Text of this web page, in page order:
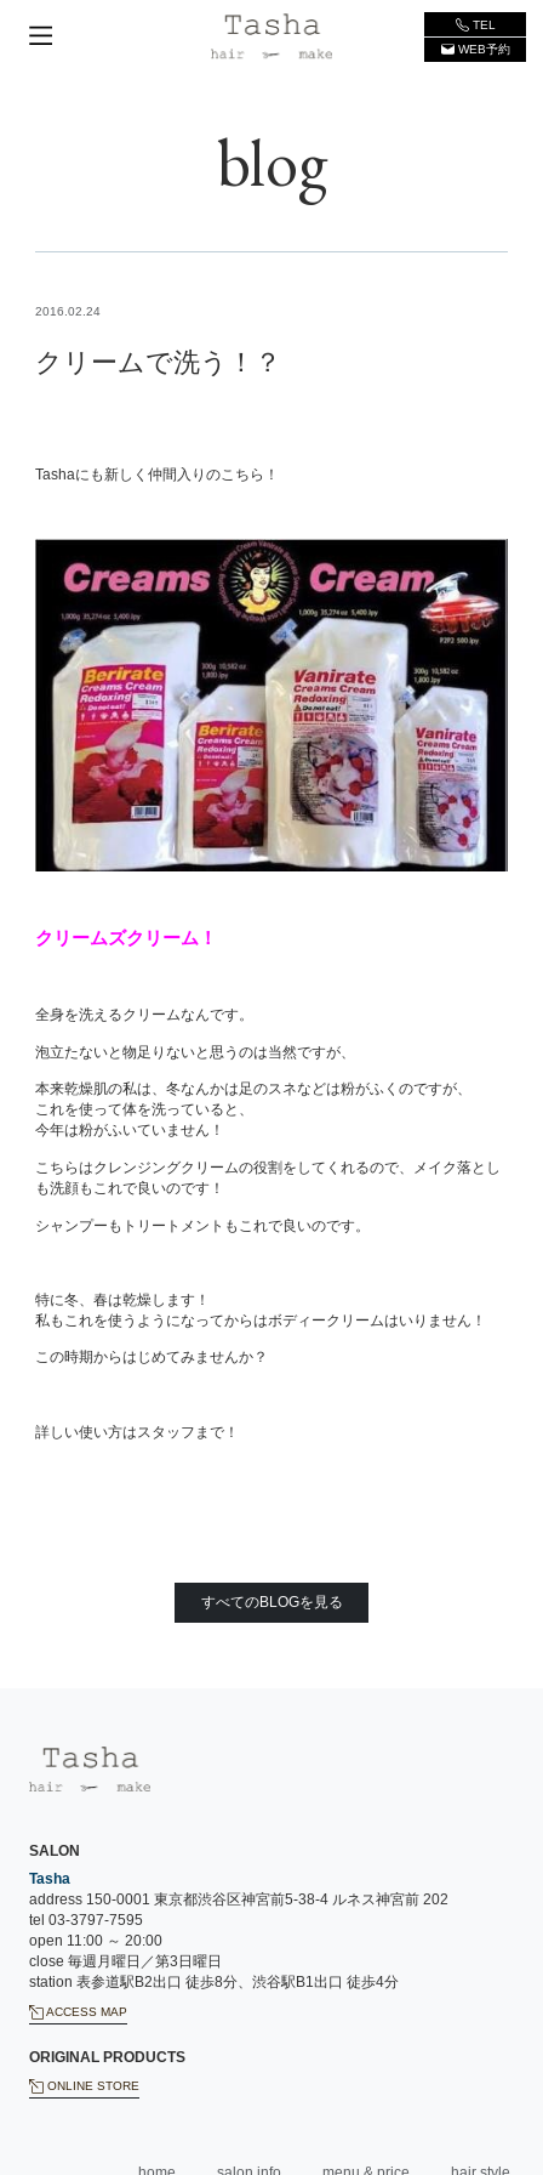
TEL
WEB予約
blog
2016.02.24
クリームで洗う！？
Tashaにも新しく仲間入りのこちら！
クリームズクリーム！
全身を洗えるクリームなんです。
泡立たないと物足りないと思うのは当然ですが、
本来乾燥肌の私は、冬なんかは足のスネなどは粉がふくのですが、
これを使って体を洗っていると、
今年は粉がふいていません！
こちらはクレンジングクリームの役割をしてくれるので、メイク落とし
も洗顔もこれで良いのです！
シャンプーもトリートメントもこれで良いのです。
特に冬、春は乾燥します！
私もこれを使うようになってからはボディークリームはいりません！
この時期からはじめてみませんか？
詳しい使い方はスタッフまで！
すべてのBLOGを見る
SALON
Tasha
address 150-0001 東京都渋谷区神宮前5-38-4 ルネス神宮前 202
tel 03-3797-7595
open 11:00 ～ 20:00
close 毎週月曜日／第3日曜日
station 表参道駅B2出口 徒歩8分、渋谷駅B1出口 徒歩4分
ACCESS MAP
ORIGINAL PRODUCTS
ONLINE STORE